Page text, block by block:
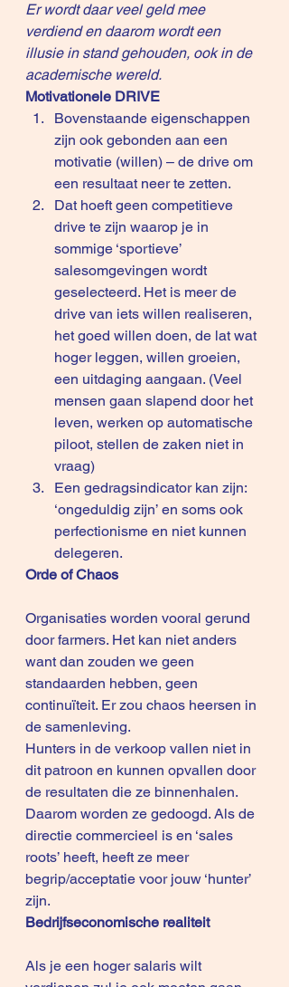
Er wordt daar veel geld mee
verdiend en daarom wordt een
illusie in stand gehouden, ook in de
academische wereld.
Motivationele DRIVE
Bovenstaande eigenschappen
zijn ook gebonden aan een
motivatie (willen) – de drive om
een resultaat neer te zetten.
Dat hoeft geen competitieve
drive te zijn waarop je in
sommige ‘sportieve’
salesomgevingen wordt
geselecteerd. Het is meer de
drive van iets willen realiseren,
het goed willen doen, de lat wat
hoger leggen, willen groeien,
een uitdaging aangaan. (Veel
mensen gaan slapend door het
leven, werken op automatische
piloot, stellen de zaken niet in
vraag)
Een gedragsindicator kan zijn:
‘ongeduldig zijn’ en soms ook
perfectionisme en niet kunnen
delegeren.
Orde of Chaos
Organisaties worden vooral gerund
door farmers. Het kan niet anders
want dan zouden we geen
standaarden hebben, geen
continuïteit. Er zou chaos heersen in
de samenleving.
Hunters in de verkoop vallen niet in
dit patroon en kunnen opvallen door
de resultaten die ze binnenhalen.
Daarom worden ze gedoogd. Als de
directie commercieel is en ‘sales
roots’ heeft, heeft ze meer
begrip/acceptatie voor jouw ‘hunter’
zijn.
Bedrijfseconomische realiteit
Als je een hoger salaris wilt